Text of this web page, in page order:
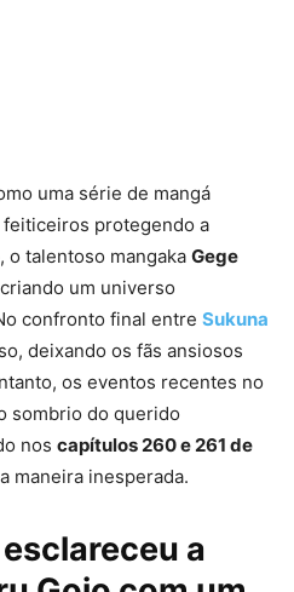
uma série de mangá
protegendo a
o talentoso mangaka Gege
um universo
confronto final entre Sukuna
deixando os fãs ansiosos
os eventos recentes no
sombrio do querido
nos capítulos 260 e 261 de
maneira inesperada.
a